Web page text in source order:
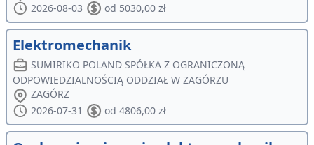
2026-08-03
od 5030,00 zł
Elektromechanik
SUMIRIKO POLAND SPÓŁKA Z OGRANICZONĄ
ODPOWIEDZIALNOŚCIĄ ODDZIAŁ W ZAGÓRZU
ZAGÓRZ
2026-07-31
od 4806,00 zł